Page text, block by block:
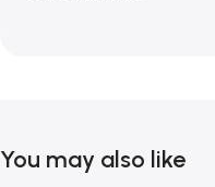
You may also like